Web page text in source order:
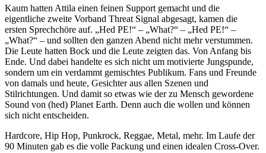
Kaum hatten Attila einen feinen Support gemacht und die
eigentliche zweite Vorband Threat Signal abgesagt, kamen die
ersten Sprechchöre auf. „Hed PE!“ – „What?“ – „Hed PE!“ –
„What?“ – und sollten den ganzen Abend nicht mehr verstummen.
Die Leute hatten Bock und die Leute zeigten das. Von Anfang bis
Ende. Und dabei handelte es sich nicht um motivierte Jungspunde,
sondern um ein verdammt gemischtes Publikum. Fans und Freunde
von damals und heute, Gesichter aus allen Szenen und
Stilrichtungen. Und damit so etwas wie der zu Mensch gewordene
Sound von (hed) Planet Earth. Denn auch die wollen und können
sich nicht entscheiden.
Hardcore, Hip Hop, Punkrock, Reggae, Metal, mehr. Im Laufe der
90 Minuten gab es die volle Packung und einen idealen Cross-Over.